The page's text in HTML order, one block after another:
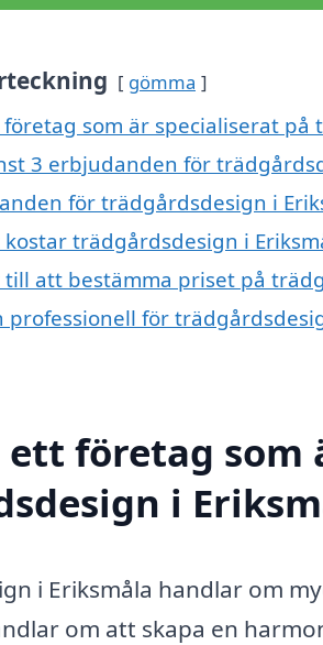
gömma
som är specialiserat
3 erbjudanden för
för trädgårdsdesign i
trädgårdsdesign i
att bestämma priset på
professionell för
ett företag som
i
i Eriksmåla handlar om
om att skapa en